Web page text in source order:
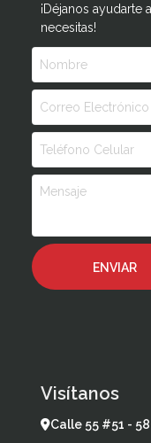
¡Déjanos ayudarte
necesitas!
Visítanos
Calle 55 #51 -